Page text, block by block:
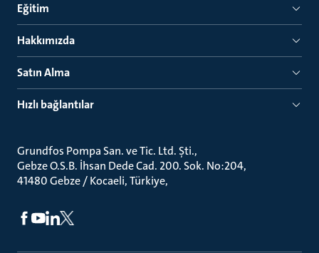
Eğitim
Hakkımızda
Satın Alma
Hızlı bağlantılar
Grundfos Pompa San. ve Tic. Ltd. Şti.
Gebze O.S.B. İhsan Dede Cad. 200. Sok. No:204
41480 Gebze / Kocaeli, Türkiye